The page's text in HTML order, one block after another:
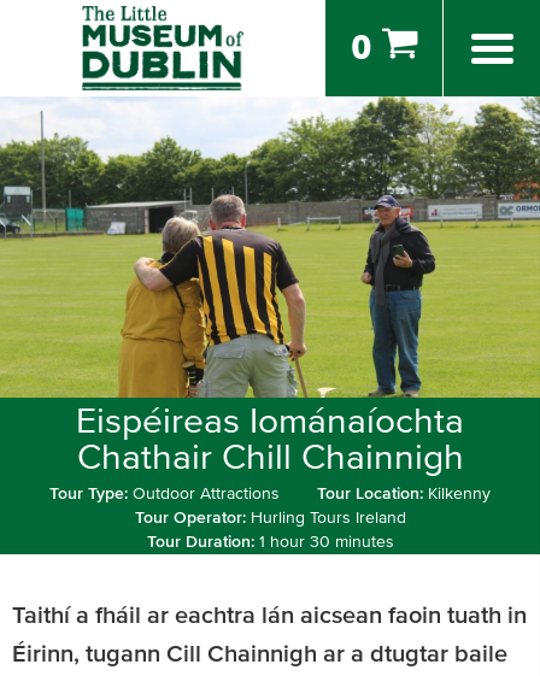
0
Eispéireas Iománaíochta
Chathair Chill Chainnigh
Tour Type: Outdoor Attractions Tour Location: Kilkenny
Tour Operator: Hurling Tours Ireland
Tour Duration: 1 hour 30 minutes
Taithí a fháil ar eachtra lán aicsean faoin tuath in
Éirinn, tugann Cill Chainnigh ar a dtugtar baile